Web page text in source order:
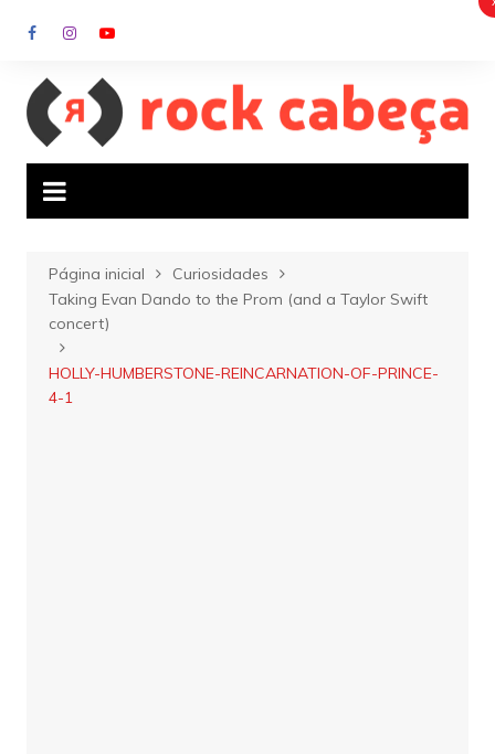
para
conteúdo
Página inicial
Curiosidades
Taking Evan Dando to the Prom (and a Taylor Swift
concert)
HOLLY-HUMBERSTONE-REINCARNATION-OF-PRINCE-
4-1